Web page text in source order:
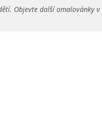
Objevte další omalovánky v